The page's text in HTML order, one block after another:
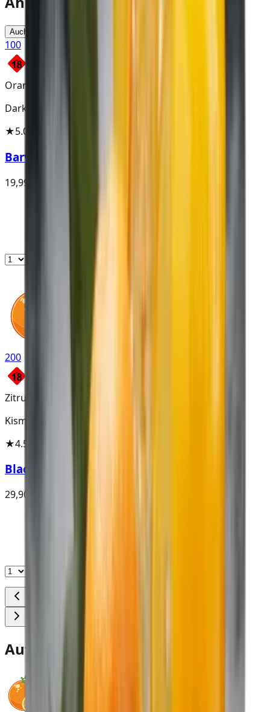
Auch Virginia ansehen
100
Orange
Darkside
★5.0
Barvy O
19,99 €
200
Zitruslimonade
Kismet Noir
★4.5
Black Lemonade
29,90 €
Auf einen Blick